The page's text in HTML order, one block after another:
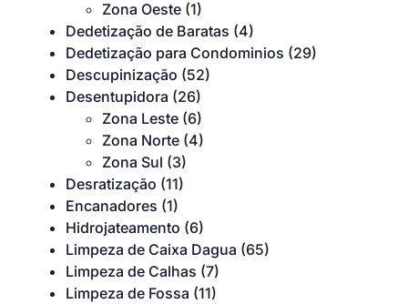
Zona Oeste (1)
Dedetização de Baratas (4)
Dedetização para Condominios (29)
Descupinização (52)
Desentupidora (26)
Zona Leste (6)
Zona Norte (4)
Zona Sul (3)
Desratização (11)
Encanadores (1)
Hidrojateamento (6)
Limpeza de Caixa Dagua (65)
Limpeza de Calhas (7)
Limpeza de Fossa (11)